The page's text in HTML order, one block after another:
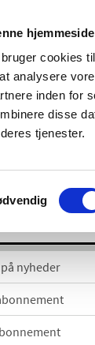
cookies
analysere
inden for
disse
tjenester.
og
nyheder